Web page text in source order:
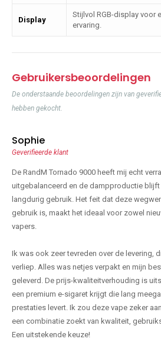
Display
Stijlvol RGB-display voor
ervaring.
Gebruikersbeoordelingen
De onderstaande beoordelingen zijn van
hebben gekocht.
Sophie
Geverifieerde klant
De RandM Tornado 9000 heeft mij echt
uitgebalanceerd en de dampproductie
langdurig gebruik. Het feit dat deze
gebruik is, maakt het ideaal voor zowel
vapers.
Ik was ook zeer tevreden over de levering,
verliep. Alles was netjes verpakt en mijn
geleverd. De prijs-kwaliteitverhouding is
een premium e-sigaret krijgt die lang
prestaties levert. Ik zou deze vape zeker
een combinatie zoekt van kwaliteit,
Een uitstekende keuze!